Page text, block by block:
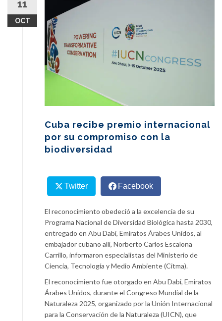
content
11
OCT
Cuba recibe premio internacional
por su compromiso con la
biodiversidad
Twitter Facebook
El reconocimiento obedeció a la excelencia de su
Programa Nacional de Diversidad Biológica hasta 2030,
entregado en Abu Dabi, Emiratos Árabes Unidos, al
embajador cubano allí, Norberto Carlos Escalona
Carrillo, informaron especialistas del Ministerio de
Ciencia, Tecnología y Medio Ambiente (Citma).
El reconocimiento fue otorgado en Abu Dabi, Emiratos
Árabes Unidos, durante el Congreso Mundial de la
Naturaleza 2025, organizado por la Unión Internacional
para la Conservación de la Naturaleza (UICN), que